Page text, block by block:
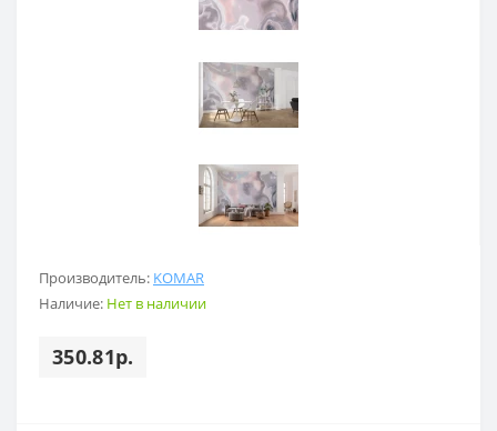
Производитель: KOMAR
Наличие: Нет в наличии
350.81р.